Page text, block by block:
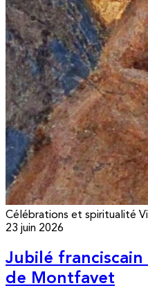
Célébrations et spiritualité
23 juin 2026
Jubilé franciscain
de Montfavet